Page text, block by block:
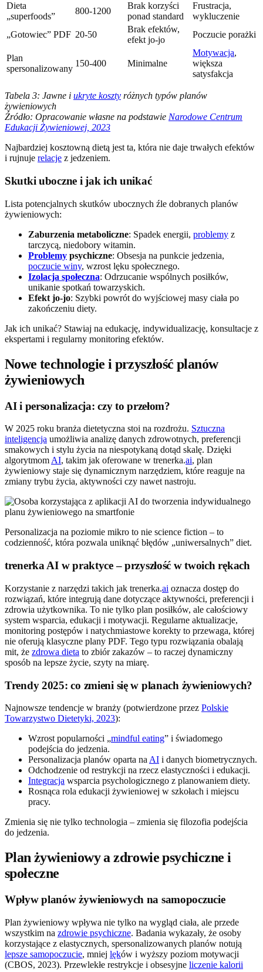
Dieta
„superfoods”
800-1200
Brak korzyści
ponad standard
Frustracja,
wykluczenie
„Gotowiec” PDF 20-50
Brak efektów,
efekt jo-jo
Poczucie porażki
Plan
spersonalizowany
150-400 Minimalne
Motywacja,
większa
satysfakcja
Tabela 3: Jawne i ukryte koszty różnych typów planów
żywieniowych
Źródło: Opracowanie własne na podstawie Narodowe Centrum
Edukacji Żywieniowej, 2023
Najbardziej kosztowną dietą jest ta, która nie daje trwałych efektów
i rujnuje relacje z jedzeniem.
Skutki uboczne i jak ich unikać
Lista potencjalnych skutków ubocznych źle dobranych planów
żywieniowych:
Zaburzenia metaboliczne: Spadek energii, problemy z
tarczycą, niedobory witamin.
Problemy psychiczne: Obsesja na punkcie jedzenia,
poczucie winy, wzrost lęku społecznego.
Izolacja społeczna: Odrzucanie wspólnych posiłków,
unikanie spotkań towarzyskich.
Efekt jo-jo: Szybki powrót do wyjściowej masy ciała po
zakończeniu diety.
Jak ich unikać? Stawiaj na edukację, indywidualizację, konsultacje z
ekspertami i regularny monitoring efektów.
Nowe technologie i przyszłość planów
żywieniowych
AI i personalizacja: czy to przełom?
W 2025 roku branża dietetyczna stoi na rozdrożu. Sztuczna
inteligencja umożliwia analizę danych zdrowotnych, preferencji
smakowych i stylu życia na niespotykaną dotąd skalę. Dzięki
algorytmomAI, takim jak oferowane w trenerka.ai, plan
żywieniowy staje się dynamicznym narzędziem, które reaguje na
zmiany trybu życia, aktywności czy nawet nastroju.
Personalizacja na poziomie mikro to nie science fiction – to
codzienność, która pozwala uniknąć błędów „uniwersalnych” diet.
trenerka AI w praktyce – przyszłość w twoich rękach
Korzystanie z narzędzi takich jak trenerka.ai oznacza dostęp do
rozwiązań, które integrują dane dotyczące aktywności, preferencji i
zdrowia użytkownika. To nie tylko plan posiłków, ale całościowy
system wsparcia, edukacji i motywacji. Regularne aktualizacje,
monitoring postępów i natychmiastowe korekty to przewaga, której
nie oferują klasyczne plany PDF. Tego typu rozwiązania obalają
mit, że zdrowa dieta to zbiór zakazów – to raczej dynamiczny
sposób na lepsze życie, szyty na miarę.
Trendy 2025: co zmieni się w planach żywieniowych?
Najnowsze tendencje w branży (potwierdzone przez Polskie
Towarzystwo Dietetyki, 2023):
Wzrost popularności „mindful eating” i świadomego
podejścia do jedzenia.
Personalizacja planów oparta na AI i danych biometrycznych.
Odchodzenie od restrykcji na rzecz elastyczności i edukacji.
Integracja wsparcia psychologicznego z planowaniem diety.
Rosnąca rola edukacji żywieniowej w szkołach i miejscu
pracy.
Zmienia się nie tylko technologia – zmienia się filozofia podejścia
do jedzenia.
Plan żywieniowy a zdrowie psychiczne i
społeczne
Wpływ planów żywieniowych na samopoczucie
Plan żywieniowy wpływa nie tylko na wygląd ciała, ale przede
wszystkim na zdrowie psychiczne. Badania wykazały, że osoby
korzystające z elastycznych, spersonalizowanych planów notują
lepsze samopoczucie, mniej lęków i wyższy poziom motywacji
(CBOS, 2023). Przewlekłe restrykcje i obsesyjne liczenie kalorii